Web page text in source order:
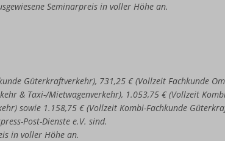
Seminarpreis in voller Höhe an.
Güterkraftverkehr), 731,25 € (Vollzeit Fachkunde
& Taxi-/Mietwagenverkehr), 1.053,75 € (Vollzeit
sowie 1.158,75 € (Vollzeit Kombi-Fachkunde
Post-Dienste e.V. sind.
in voller Höhe an.